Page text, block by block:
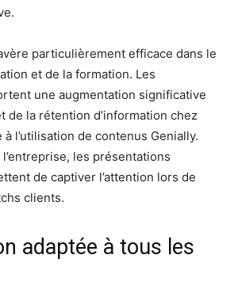
particulièrement efficace dans le
et de la formation. Les
une augmentation significative
de la rétention d’information chez
l’utilisation de contenus Genially.
les présentations
de captiver l’attention lors de
clients.
adaptée à tous les